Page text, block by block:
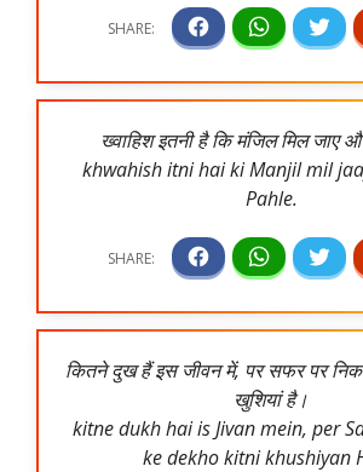
ख्वाहिश इतनी है कि मंजिल मिल जाए
khwahish itni hai ki Manjil mil
Pahle.
कितने दुख हैं इस जीवन में, पर सफर पर
खुशियां है।
kitne dukh hai is Jivan mein, per
ke dekho kitni khushiyan